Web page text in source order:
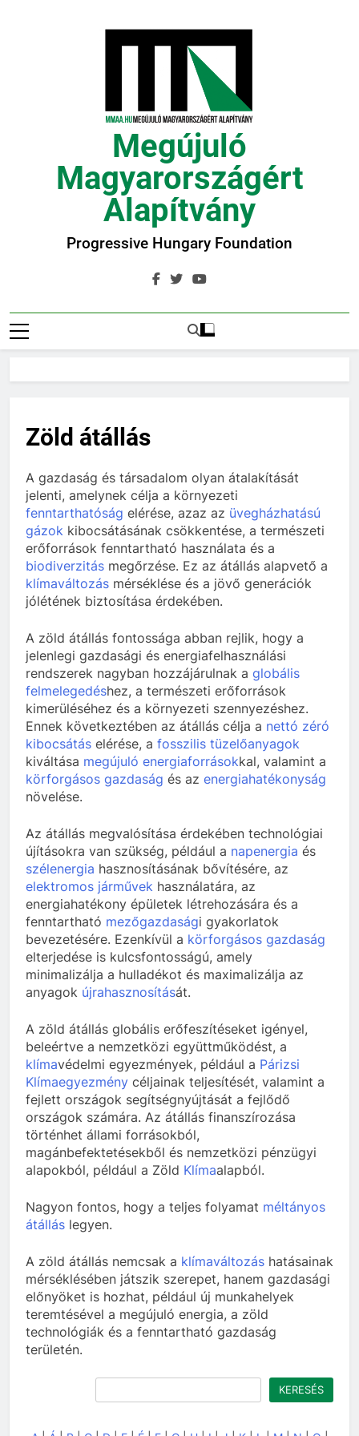
Megújuló
Magyarországért
Alapítvány
Progressive Hungary Foundation
Zöld átállás
A gazdaság és társadalom olyan átalakítását
jelenti, amelynek célja a környezeti
fenntarthatóság elérése, azaz az üvegházhatású
gázok kibocsátásának csökkentése, a természeti
erőforrások fenntartható használata és a
biodiverzitás megőrzése. Ez az átállás alapvető a
klímaváltozás mérséklése és a jövő generációk
jólétének biztosítása érdekében.
A zöld átállás fontossága abban rejlik, hogy a
jelenlegi gazdasági és energiafelhasználási
rendszerek nagyban hozzájárulnak a globális
felmelegedéshez, a természeti erőforrások
kimerüléséhez és a környezeti szennyezéshez.
Ennek következtében az átállás célja a nettó zéró
kibocsátás elérése, a fosszilis tüzelőanyagok
kiváltása megújuló energiaforrásokkal, valamint a
körforgásos gazdaság és az energiahatékonyság
növelése.
Az átállás megvalósítása érdekében technológiai
újításokra van szükség, például a napenergia és
szélenergia hasznosításának bővítésére, az
elektromos járművek használatára, az
energiahatékony épületek létrehozására és a
fenntartható mezőgazdasági gyakorlatok
bevezetésére. Ezenkívül a körforgásos gazdaság
elterjedése is kulcsfontosságú, amely
minimalizálja a hulladékot és maximalizálja az
anyagok újrahasznosítását.
A zöld átállás globális erőfeszítéseket igényel,
beleértve a nemzetközi együttműködést, a
klímavédelmi egyezmények, például a Párizsi
Klímaegyezmény céljainak teljesítését, valamint a
fejlett országok segítségnyújtását a fejlődő
országok számára. Az átállás finanszírozása
történhet állami forrásokból,
magánbefektetésekből és nemzetközi pénzügyi
alapokból, például a Zöld Klímaalapból.
Nagyon fontos, hogy a teljes folyamat méltányos
átállás legyen.
A zöld átállás nemcsak a klímaváltozás hatásainak
mérséklésében játszik szerepet, hanem gazdasági
előnyöket is hozhat, például új munkahelyek
teremtésével a megújuló energia, a zöld
technológiák és a fenntartható gazdaság
területén.
KERESÉS